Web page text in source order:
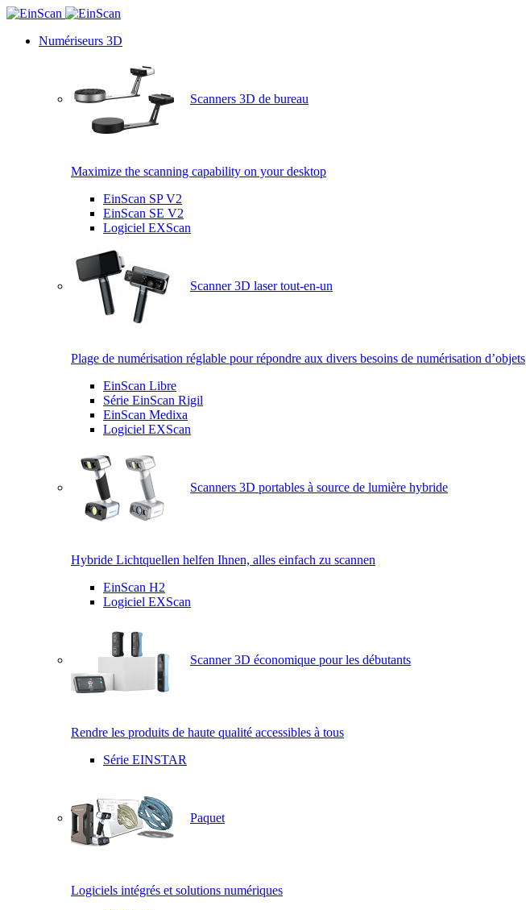
Numériseurs 3D
Scanners 3D de bureau
Maximize the scanning capability on your desktop
EinScan SP V2
EinScan SE V2
Logiciel EXScan
Scanner 3D laser tout-en-un
Plage de numérisation réglable pour répondre aux divers besoins de numérisation d’objets
EinScan Libre
Série EinScan Rigil
EinScan Medixa
Logiciel EXScan
Scanners 3D portables à source de lumière hybride
Hybride Lichtquellen helfen Ihnen, alles einfach zu scannen
EinScan H2
Logiciel EXScan
Scanner 3D économique pour les débutants
Rendre les produits de haute qualité accessibles à tous
Série EINSTAR
Paquet
Logiciels intégrés et solutions numériques